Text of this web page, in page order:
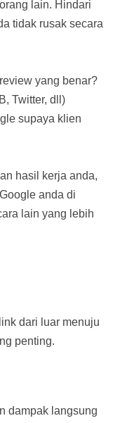
lain. Hindari
tidak rusak secara
yang benar?
Twitter, dll)
supaya klien
hasil kerja anda,
anda di
lain yang lebih
dari luar menuju
penting.
dampak langsung